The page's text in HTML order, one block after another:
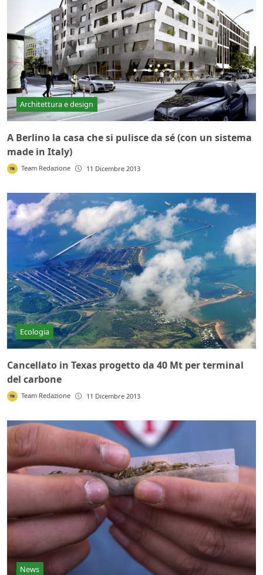
Architettura e design
A Berlino la casa che si pulisce da sé (con un sistema
made in Italy)
Team Redazione 11 Dicembre 2013
Ecologia
Cancellato in Texas progetto da 40 Mt per terminal
del carbone
Team Redazione 11 Dicembre 2013
News